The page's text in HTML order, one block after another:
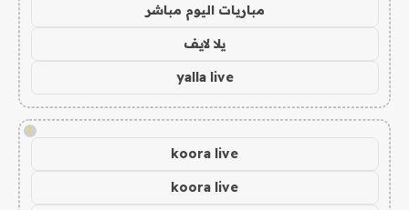
مباريات اليوم مباشر
يلا لايف
yalla live
!
koora live
koora live